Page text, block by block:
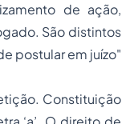
de ação,
São distintos
postular em juízo"
Constituição